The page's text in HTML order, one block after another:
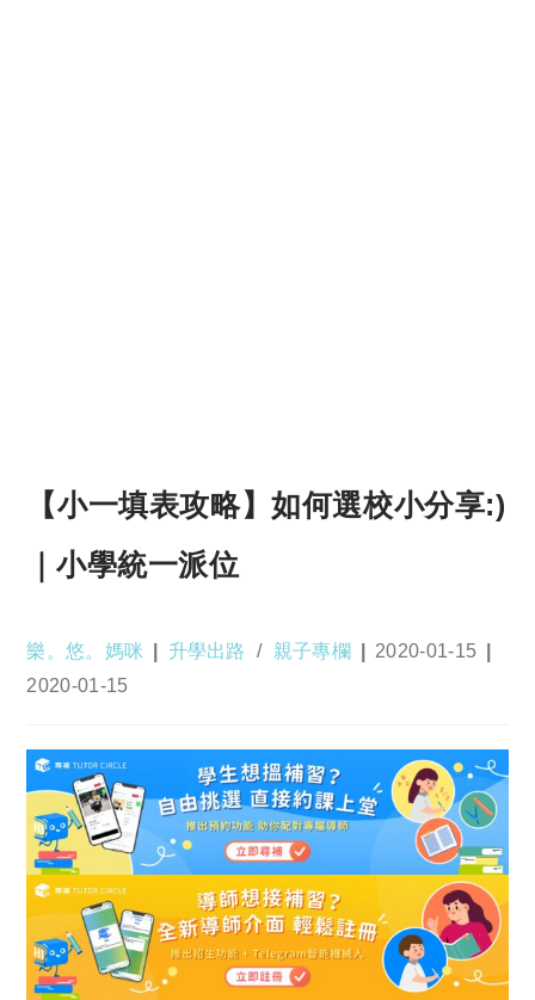
【小一填表攻略】如何選校小分享:)
｜小學統一派位
Post
樂。悠。媽咪
Post
升學出路 / 親子專欄
Post
2020-01-15
Post
2020-01-15